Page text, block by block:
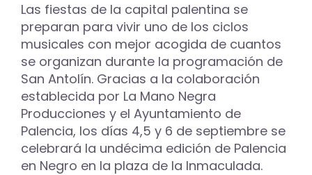
Las fiestas de la capital palentina se
preparan para vivir uno de los ciclos
musicales con mejor acogida de cuantos
se organizan durante la programación de
San Antolín. Gracias a la colaboración
establecida por La Mano Negra
Producciones y el Ayuntamiento de
Palencia, los días 4,5 y 6 de septiembre se
celebrará la undécima edición de Palencia
en Negro en la plaza de la Inmaculada.